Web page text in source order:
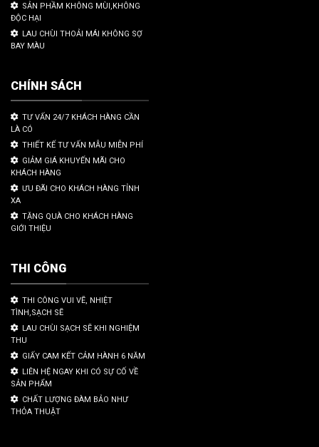
SẢN PHẦM KHÔNG MÙI,KHÔNG
ĐỘC HẠI
LAU CHÙI THOẢI MÁI KHÔNG SỢ
BAY MÀU
CHÍNH SÁCH
TƯ VẤN 24/7 KHÁCH HÀNG CẦN
LÀ CÓ
THIẾT KẾ TƯ VẤN MẪU MIỄN PHÍ
GIẢM GIÁ KHUYẾN MÃI CHO
KHÁCH HÀNG
ƯU ĐÃI CHO KHÁCH HÀNG TỈNH
XA
TẶNG QUÀ CHO KHÁCH HÀNG
GIỚI THIỆU
THI CÔNG
THI CÔNG VUI VẼ, NHIỆT
TÌNH,SẠCH SẼ
LAU CHÙI SẠCH SẼ KHI NGHIỆM
THU
GIẤY CAM KẾT CẢM HÀNH 6 NĂM
LIÊN HỆ NGAY KHI CÓ SỰ CỐ VỀ
SẢN PHẨM
CHẤT LƯỢNG ĐÀM BẢO NHƯ
THỎA THUẬT